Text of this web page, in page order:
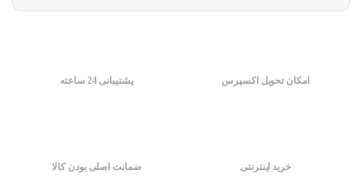
امکان تحویل اکسپرس پشتیبانی 24 ساعته
خرید اینترنتی ضمانت اصلی بودن کالا